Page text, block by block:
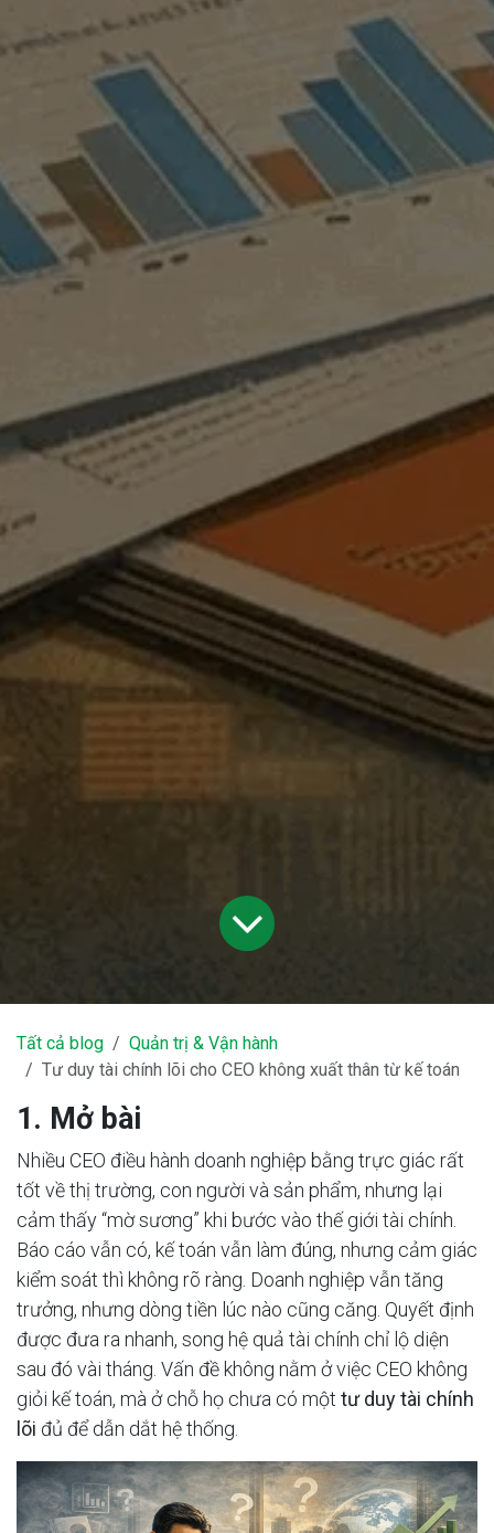
Tất cả blog
Quản trị & Vận hành
Tư duy tài chính lõi cho CEO không xuất thân từ kế toán
1. Mở bài
Nhiều CEO điều hành doanh nghiệp bằng trực giác rất
tốt về thị trường, con người và sản phẩm, nhưng lại
cảm thấy “mờ sương” khi bước vào thế giới tài chính.
Báo cáo vẫn có, kế toán vẫn làm đúng, nhưng cảm giác
kiểm soát thì không rõ ràng. Doanh nghiệp vẫn tăng
trưởng, nhưng dòng tiền lúc nào cũng căng. Quyết định
được đưa ra nhanh, song hệ quả tài chính chỉ lộ diện
sau đó vài tháng. Vấn đề không nằm ở việc CEO không
giỏi kế toán, mà ở chỗ họ chưa có một tư duy tài chính
lõi đủ để dẫn dắt hệ thống.